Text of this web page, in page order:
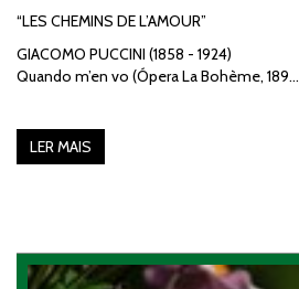
“LES CHEMINS DE L’AMOUR”
GIACOMO PUCCINI (1858 - 1924)
Quando m’en vo (Ópera La Bohème, 189…
LER MAIS